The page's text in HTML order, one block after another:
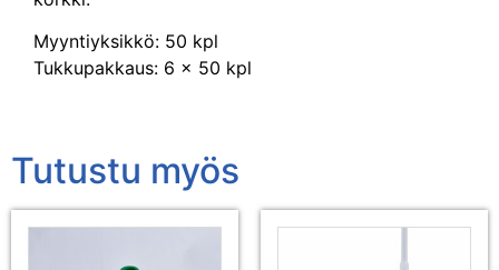
Myyntiyksikkö: 50 kpl
Tukkupakkaus: 6 x 50 kpl
Tutustu myös